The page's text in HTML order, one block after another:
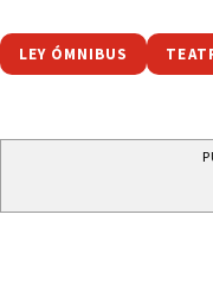
LEY ÓMNIBUS